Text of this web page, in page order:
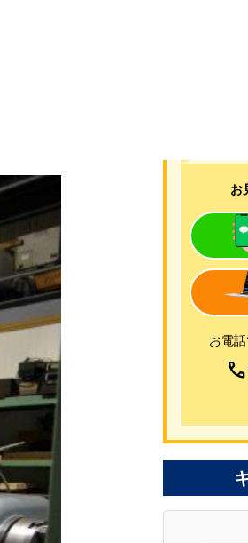
お
お電